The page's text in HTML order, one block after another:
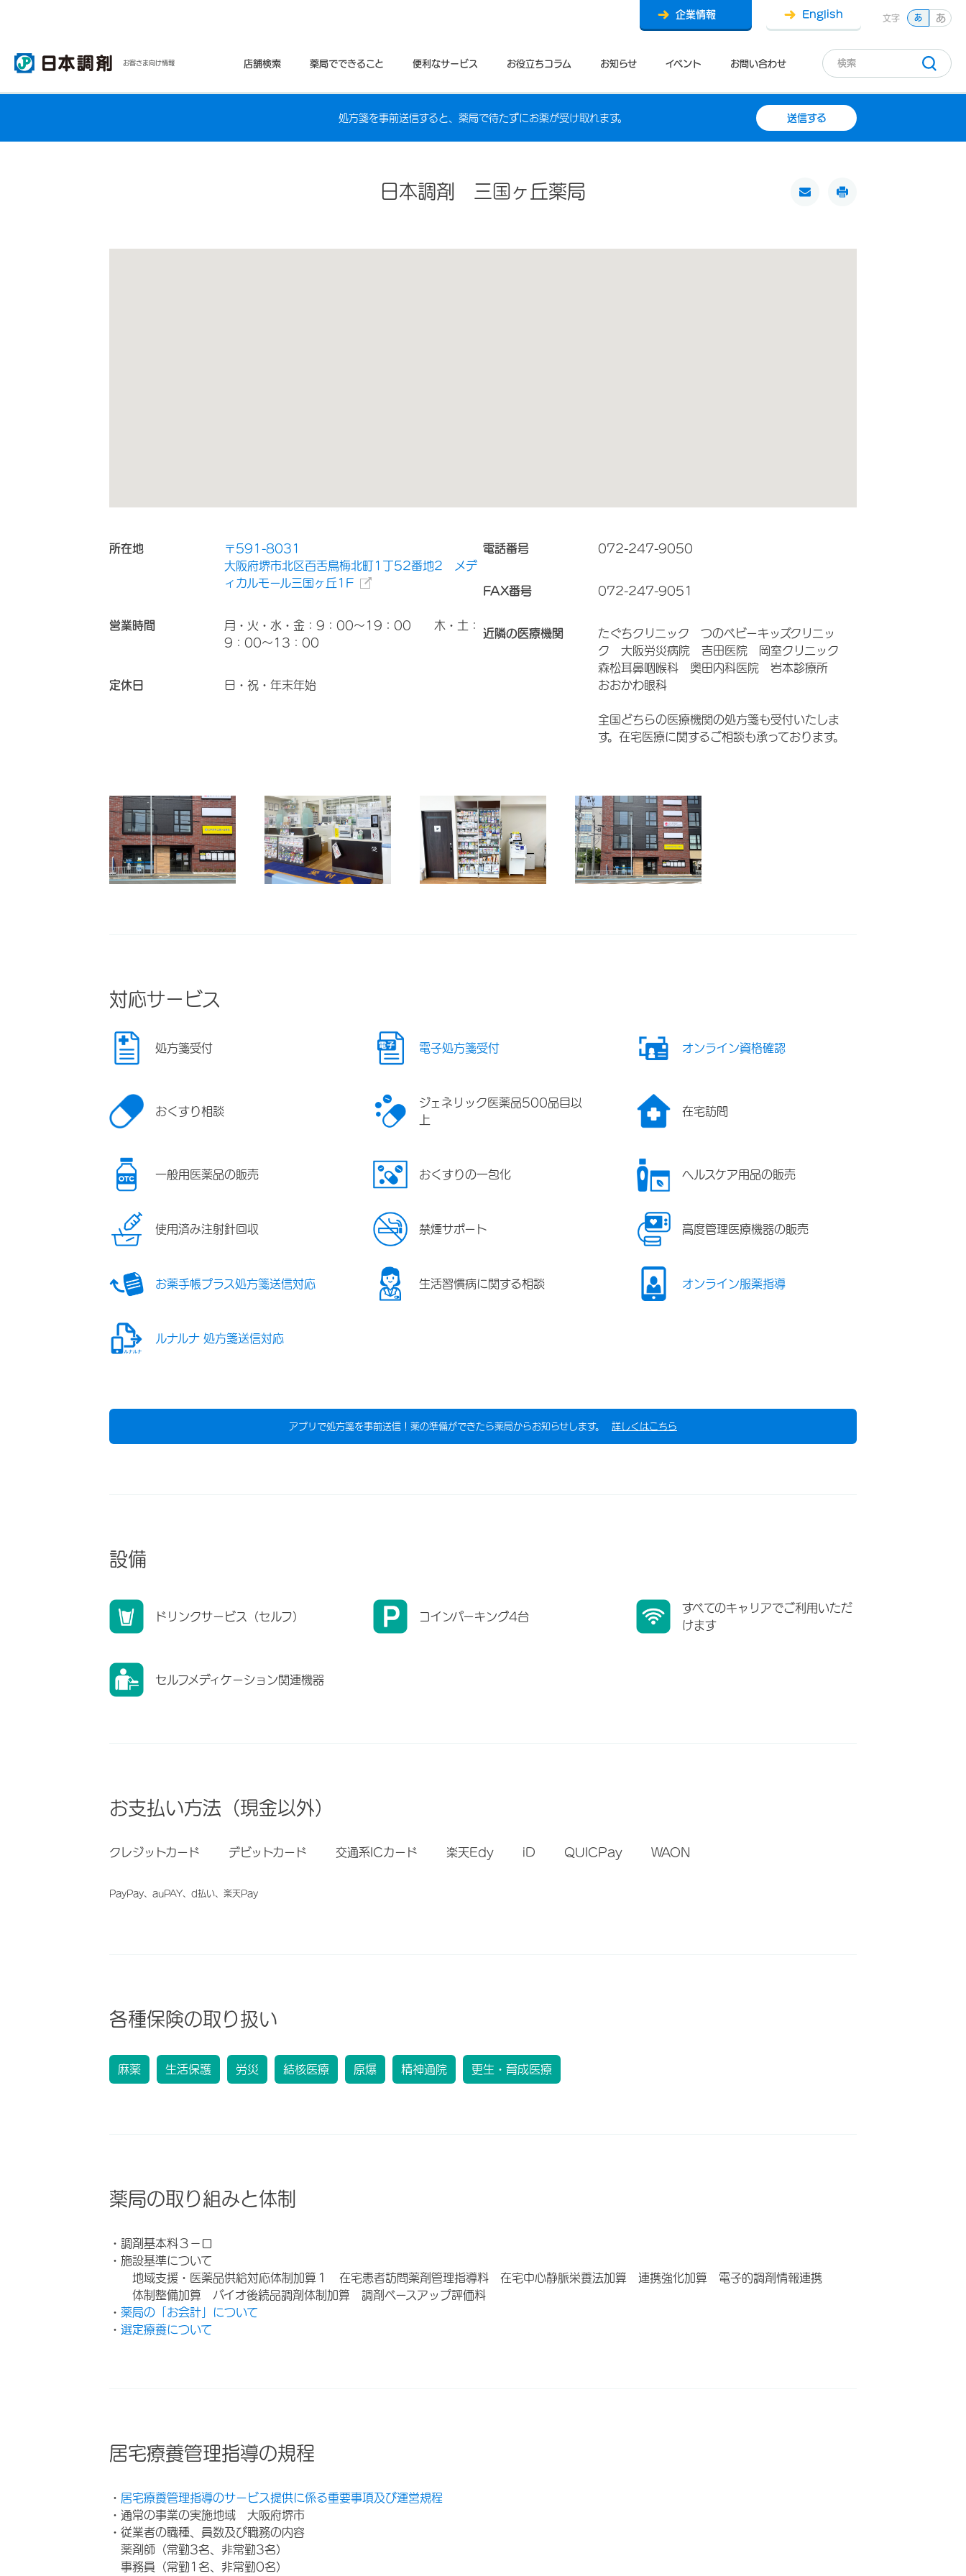
お客さま向け情報 店舗検索 薬局でできること 便利なサービス お役立ちコラム お知らせ イベント お問い合わせ
企業情報 English 文字 あ あ
処方箋を事前送信すると、薬局で待たずにお薬が受け取れます。 送信する
日本調剤 三国ヶ丘薬局
所在地
〒591-8031
大阪府堺市北区百舌鳥梅北町1丁52番地2 メデ
ィカルモール三国ヶ丘1F
営業時間
月・火・水・金：9：00～19：00 木・土：
9：00～13：00
定休日 日・祝・年末年始
電話番号 072-247-9050
FAX番号 072-247-9051
近隣の医療機関
たぐちクリニック つのベビーキッズクリニッ
ク 大阪労災病院 吉田医院 岡室クリニック
森松耳鼻咽喉科 奥田内科医院 岩本診療所
おおかわ眼科
全国どちらの医療機関の処方箋も受付いたしま
す。在宅医療に関するご相談も承っております。
対応サービス
処方箋受付 電子処方箋受付 オンライン資格確認
おくすり相談
ジェネリック医薬品500品目以
上
在宅訪問
一般用医薬品の販売 おくすりの一包化 ヘルスケア用品の販売
使用済み注射針回収 禁煙サポート 高度管理医療機器の販売
お薬手帳プラス処方箋送信対応 生活習慣病に関する相談 オンライン服薬指導
ルナルナ 処方箋送信対応
アプリで処方箋を事前送信！薬の準備ができたら薬局からお知らせします。 詳しくはこちら
設備
ドリンクサービス（セルフ） コインパーキング4台
すべてのキャリアでご利用いただ
けます
セルフメディケーション関連機器
お支払い方法（現金以外）
クレジットカード デビットカード 交通系ICカード 楽天Edy iD QUICPay WAON
PayPay、auPAY、d払い、楽天Pay
各種保険の取り扱い
麻薬 生活保護 労災 結核医療 原爆 精神通院 更生・育成医療
薬局の取り組みと体制
・調剤基本料３－ロ
・施設基準について
地域支援・医薬品供給対応体制加算１ 在宅患者訪問薬剤管理指導料 在宅中心静脈栄養法加算 連携強化加算 電子的調剤情報連携
体制整備加算 バイオ後続品調剤体制加算 調剤ベースアップ評価料
・ 薬局の「お会計」について
・ 選定療養について
居宅療養管理指導の規程
・ 居宅療養管理指導のサービス提供に係る重要事項及び運営規程
・通常の事業の実施地域 大阪府堺市
・従業者の職種、員数及び職務の内容
薬剤師（常勤3名、非常勤3名）
事務員（常勤1名、非常勤0名）